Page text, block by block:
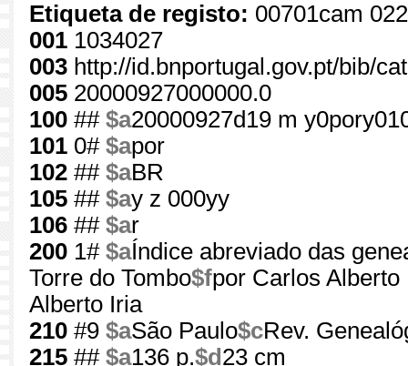
Etiqueta de registo: 00701cam
001 1034027
003 http://id.bnportugal.gov.pt/bib/
005 20000927000000.0
100 ## $a20000927d19 m
101 0# $apor
102 ## $aBR
105 ## $ay z 000yy
106 ## $ar
200 1# $aÍndice abreviado das
Torre do Tombo$fpor Carlos Alberto
Alberto Iria
210 #9 $aSão Paulo$cRev.
215 ## $a136 p.$d 23 cm